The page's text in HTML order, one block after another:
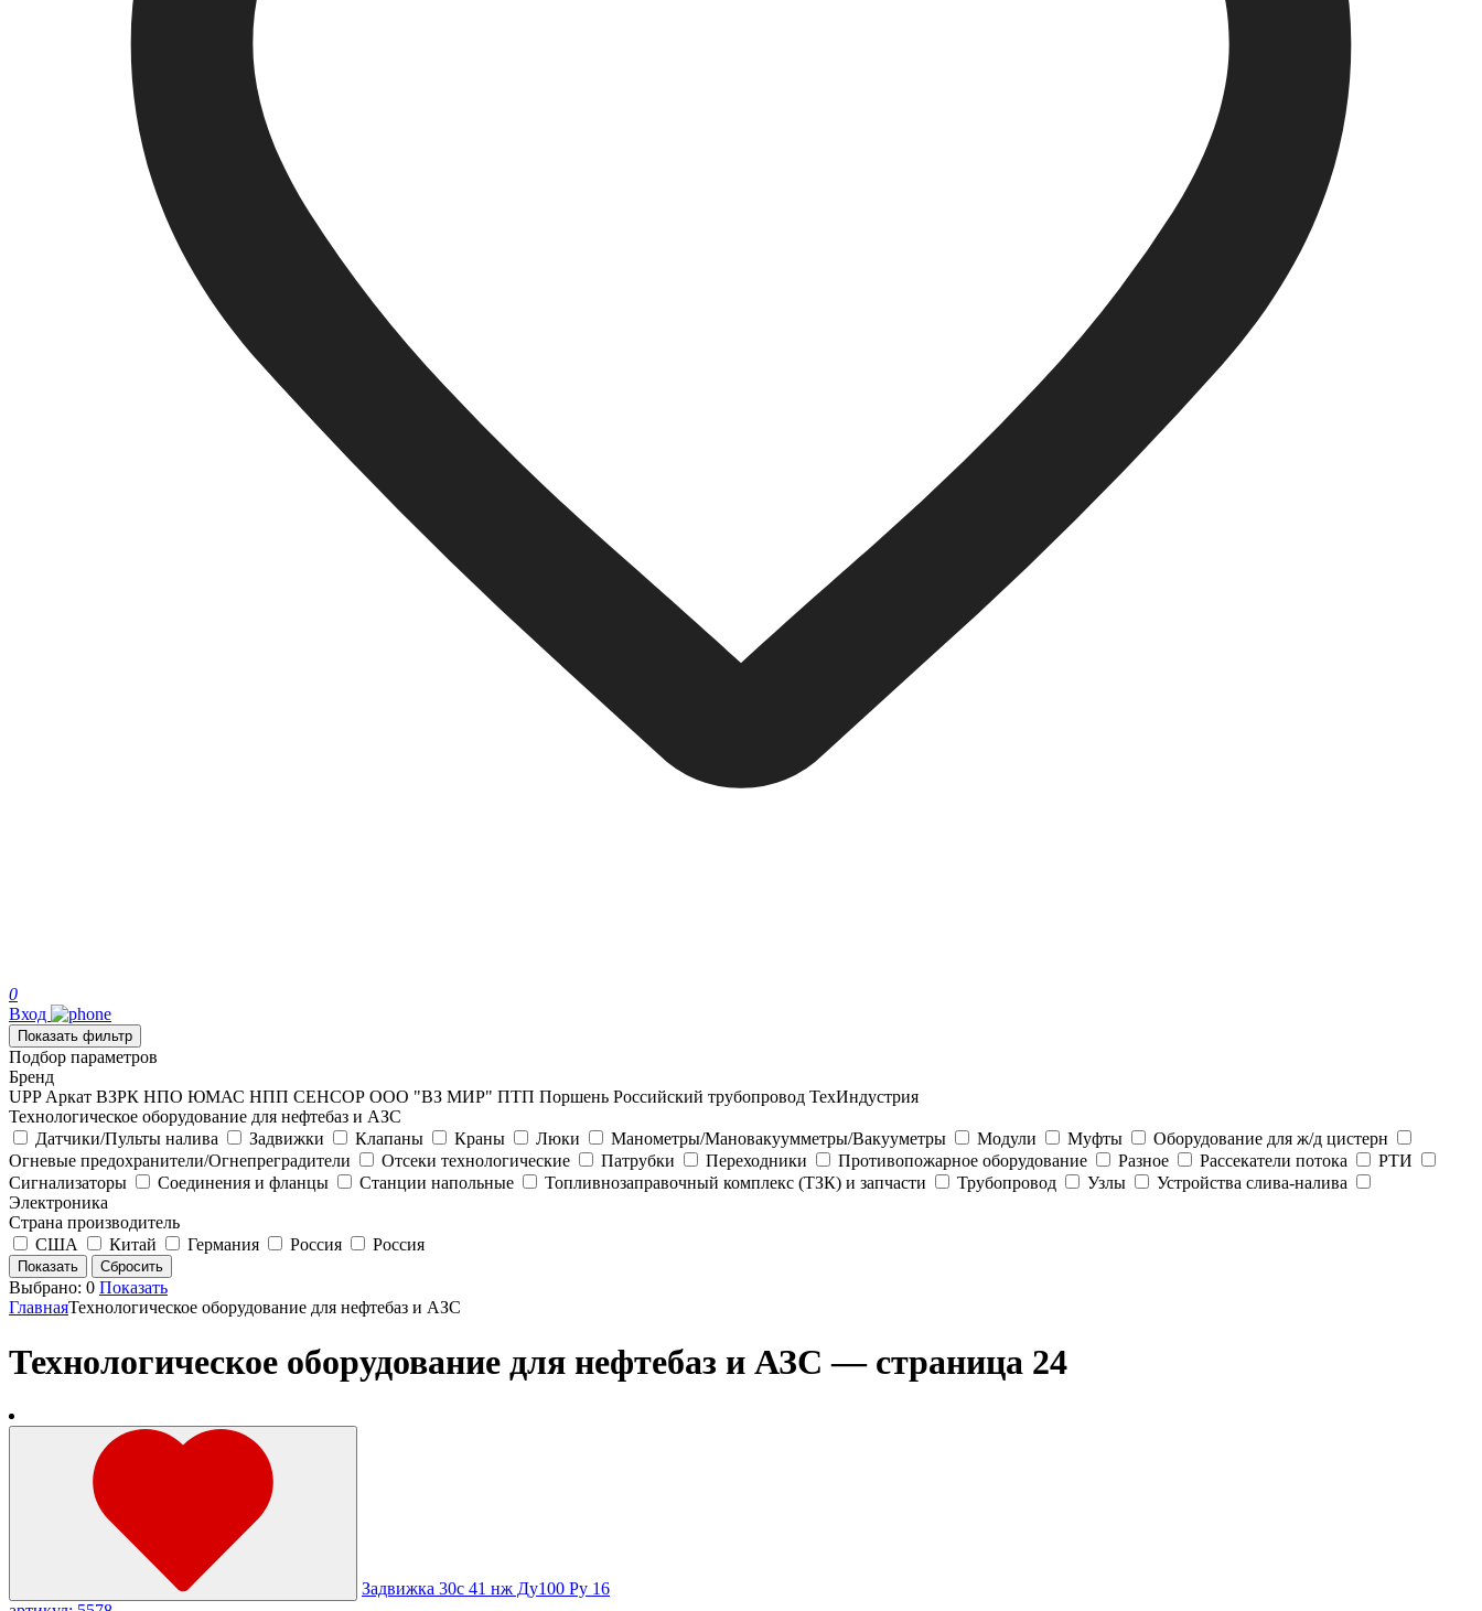
0
Вход
Показать фильтр
Подбор параметров
Бренд
UPP Аркат ВЗРК НПО ЮМАС НПП СЕНСОР ООО "ВЗ МИР" ПТП Поршень Российский трубопровод ТехИндустрия
Технологическое оборудование для нефтебаз и АЗС
Датчики/Пульты налива
Задвижки Клапаны Краны Люки Манометры/Мановакуумметры/Вакууметры Модули Муфты
Оборудование для ж/д цистерн
Огневые предохранители/Огнепреградители
Отсеки технологические Патрубки Переходники Противопожарное оборудование Разное Рассекатели потока
РТИ
Сигнализаторы
Соединения и фланцы Станции напольные Топливнозаправочный комплекс (ТЗК) и запчасти Трубопровод Узлы
Устройства слива-налива
Электроника
Страна производитель
США
Китай Германия Россия Россия
Выбрано: 0 Показать
ГлавнаяТехнологическое оборудование для нефтебаз и АЗС
Технологическое оборудование для нефтебаз и АЗС — страница 24
Задвижка 30с 41 нж Ду100 Ру 16